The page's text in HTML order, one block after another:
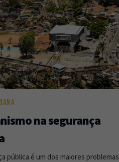
na segurança
pública é um dos maiores problemas